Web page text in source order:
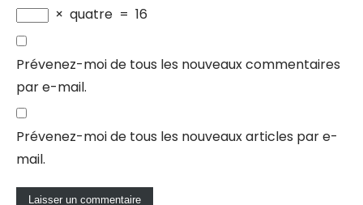
× quatre = 16
Prévenez-moi de tous les nouveaux commentaires
par e-mail.
Prévenez-moi de tous les nouveaux articles par e-
mail.